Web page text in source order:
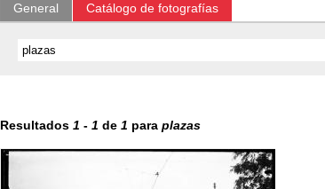
General Catálogo de fotografías
Resultados 1 - 1 de 1 para plazas